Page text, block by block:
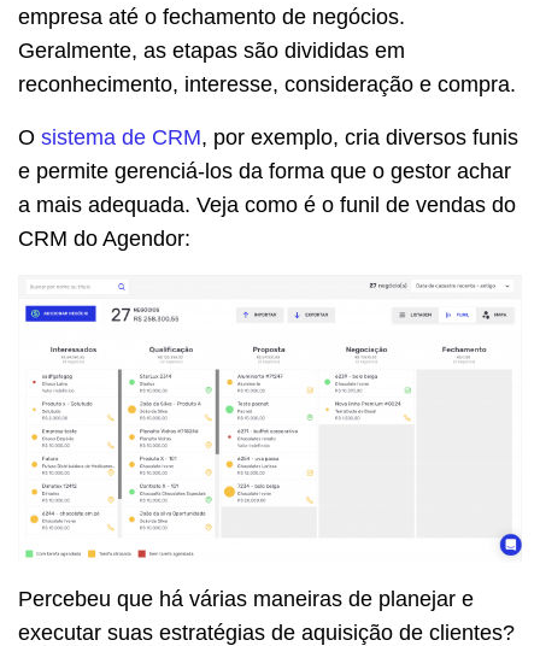
empresa até o fechamento de negócios.
Geralmente, as etapas são divididas em
reconhecimento, interesse, consideração e compra.
O sistema de CRM, por exemplo, cria diversos funis
e permite gerenciá-los da forma que o gestor achar
a mais adequada. Veja como é o funil de vendas do
CRM do Agendor:
Percebeu que há várias maneiras de planejar e
executar suas estratégias de aquisição de clientes?